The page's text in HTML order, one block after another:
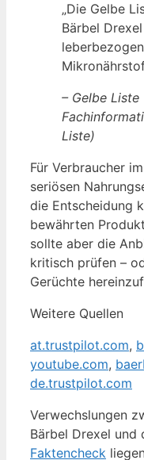
„Die Gelbe
Bärbel
– Gelbe
Liste)
Für Verbraucher
seriösen
die Entscheidung
bewährten
sollte aber die
kritisch prüfen –
Gerüchte
Weitere Quellen
at.trustpilot.com,
youtube.com,
de.trustpilot.com
Verwechslungen
Bärbel Drexel und
Faktencheck